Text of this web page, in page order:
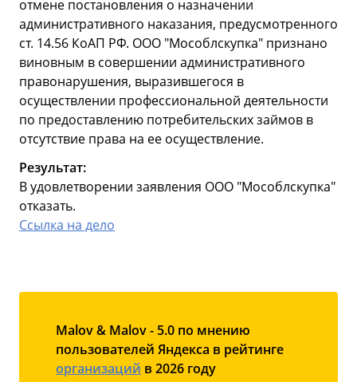
отмене постановления о назначении
административного наказания, предусмотренного
ст. 14.56 КоАП РФ. ООО "Мособлскупка" признано
виновным в совершении административного
правонарушения, выразившегося в
осуществлении профессиональной деятельности
по предоставлению потребительских займов в
отсутствие права на ее осуществление.
Результат:
В удовлетворении заявления ООО "Мособлскупка"
отказать.
Ссылка на дело
Malov & Malov - 5.0 по мнению
пользователей Яндекса в рейтинге
организаций в 2026 году